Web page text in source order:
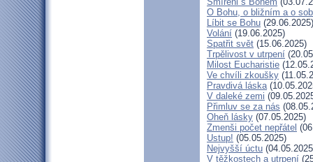
O Bohu, o bližním a o
Líbit se Bohu (29.06.2025)
Volání (19.06.2025)
Spatřit svět (15.06.2025)
Trpělivost v utrpení
Milost Eucharistie
Ve chvíli zkoušky
Pravdivá láska
V daleké zemi
Přimluv se za nás
Oheň lásky (07.05.2025)
Zmenši počet nepřátel
Ustup! (05.05.2025)
Nejvyšší úctu
V těžkostech a utrpení